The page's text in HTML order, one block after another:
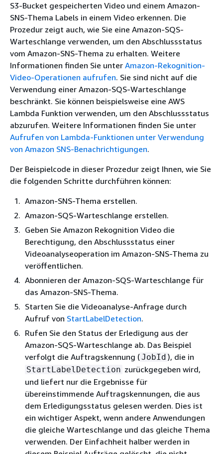
S3-Bucket gespeicherten Video und einem Amazon-
SNS-Thema Labels in einem Video erkennen. Die
Prozedur zeigt auch, wie Sie eine Amazon-SQS-
Warteschlange verwenden, um den Abschlussstatus
vom Amazon-SNS-Thema zu erhalten. Weitere
Informationen finden Sie unter Amazon-Rekognition-
Video-Operationen aufrufen. Sie sind nicht auf die
Verwendung einer Amazon-SQS-Warteschlange
beschränkt. Sie können beispielsweise eine AWS
Lambda Funktion verwenden, um den Abschlussstatus
abzurufen. Weitere Informationen finden Sie unter
Aufrufen von Lambda-Funktionen unter Verwendung
von Amazon SNS-Benachrichtigungen.
Der Beispielcode in dieser Prozedur zeigt Ihnen, wie Sie
die folgenden Schritte durchführen können:
Amazon-SNS-Thema erstellen.
Amazon-SQS-Warteschlange erstellen.
Geben Sie Amazon Rekognition Video die
Berechtigung, den Abschlussstatus einer
Videoanalyseoperation im Amazon-SNS-Thema zu
veröffentlichen.
Abonnieren der Amazon-SQS-Warteschlange für
das Amazon-SNS-Thema.
Starten Sie die Videoanalyse-Anfrage durch
Aufruf von StartLabelDetection.
Rufen Sie den Status der Erledigung aus der
Amazon-SQS-Warteschlange ab. Das Beispiel
verfolgt die Auftragskennung (JobId ), die in
StartLabelDetection zurückgegeben wird,
und liefert nur die Ergebnisse für
übereinstimmende Auftragskennungen, die aus
dem Erledigungsstatus gelesen werden. Dies ist
ein wichtiger Aspekt, wenn andere Anwendungen
die gleiche Warteschlange und das gleiche Thema
verwenden. Der Einfachheit halber werden in